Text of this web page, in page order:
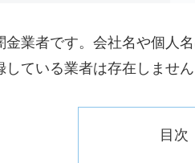
業者です。会社名や個人
ている業者は存在しませ
目次